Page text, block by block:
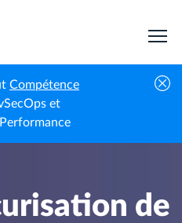
Compétence
et
sécurisation de l’historique de l’activité
Amazon Aurora MySQL
de